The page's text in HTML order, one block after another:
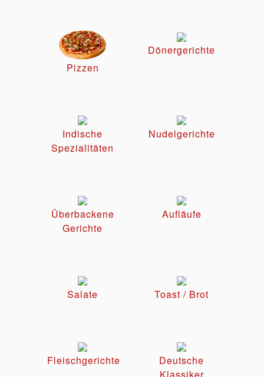
Pizzen
Dönergerichte
Indische
Spezialitäten
Nudelgerichte
Überbackene
Gerichte
Aufläufe
Salate Toast / Brot
Fleischgerichte
Deutsche
Klassiker